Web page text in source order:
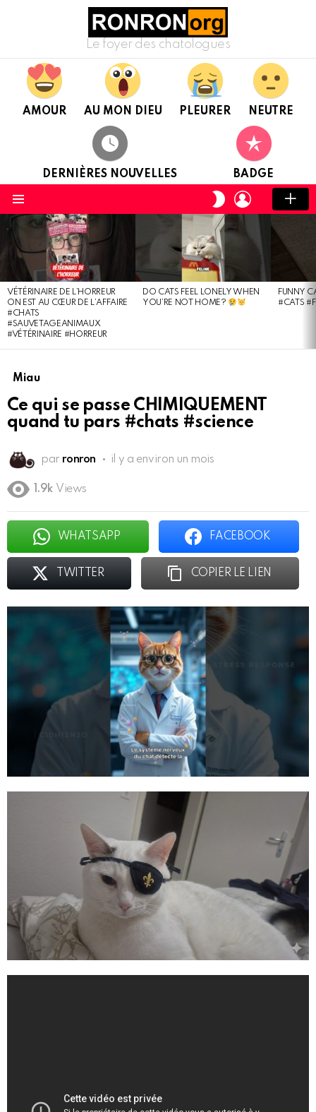
Le foyer des chatologues
AMOUR AU MON DIEU PLEURER NEUTRE
DERNIÈRES NOUVELLES BADGE
CHANGER
DE
CONNEXION
DERNIÈRES
NOUVELLES
VÉTÉRINAIRE DE L’HORREUR
ON EST AU CŒUR DE L’AFFAIRE
#CHATS
#SAUVETAGEANIMAUX
#VÉTÉRINAIRE #HORREUR
DO CATS FEEL LONELY WHEN
YOU’RE NOT HOME?
FUNNY
#CATS
Miau
Ce qui se passe CHIMIQUEMENT
quand tu pars #chats #science
par ronron il y a environ un mois
1.9k Views
WHATSAPP FACEBOOK
TWITTER COPIER LE LIEN